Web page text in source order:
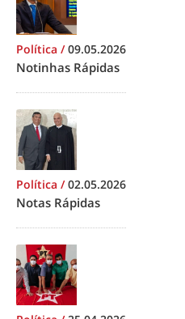
Política /09.05.2026
Notinhas Rápidas
Política /02.05.2026
Notas Rápidas